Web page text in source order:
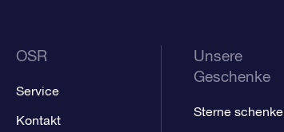
OSR
Service
Kontakt
Unsere
Geschenke
Sterne